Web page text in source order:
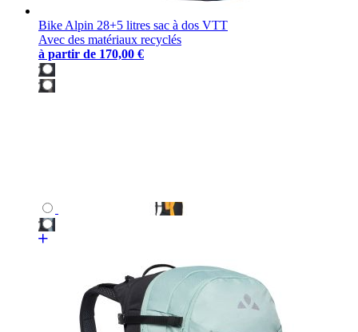
Bike Alpin 28+5 litres sac à dos VTT
Avec des matériaux recyclés
à partir de 170,00 €